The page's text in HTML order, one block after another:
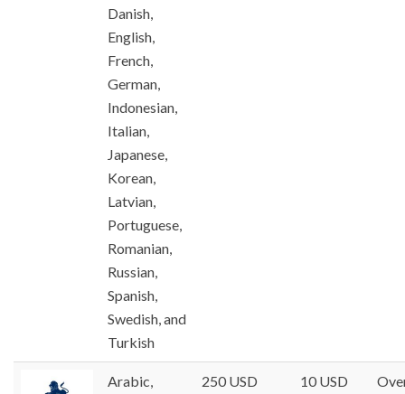
Danish,
English,
French,
German,
Indonesian,
Italian,
Japanese,
Korean,
Latvian,
Portuguese,
Romanian,
Russian,
Spanish,
Swedish, and
Turkish
Arabic,
250 USD 10 USD